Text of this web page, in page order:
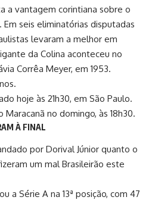
a vantagem corintiana sobre o
seis eliminatórias disputadas
levaram a melhor em
da Colina aconteceu no
Corrêa Meyer, em 1953.
hoje às 21h30, em São Paulo.
no domingo, às 18h30.
À FINAL
por Dorival Júnior quanto o
um mal Brasileirão este
a Série A na 13ª posição, com 47